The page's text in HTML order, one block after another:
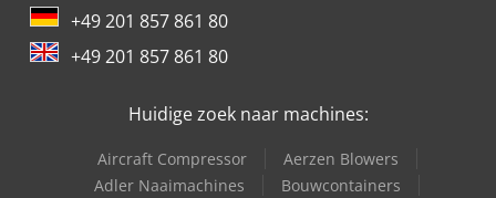
+49 201 857 861 80
+49 201 857 861 80
Huidige zoek naar machines:
Aircraft Compressor
Aerzen Blowers
Adler Naaimachines
Bouwcontainers